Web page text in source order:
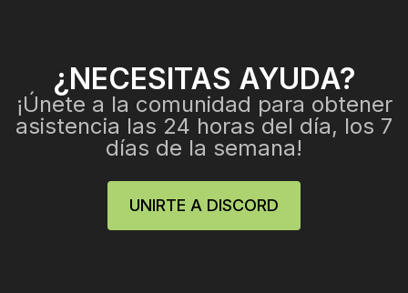
¿NECESITAS AYUDA?
¡Únete a la comunidad para obtener
asistencia las 24 horas del día, los 7
días de la semana!
UNIRTE A DISCORD